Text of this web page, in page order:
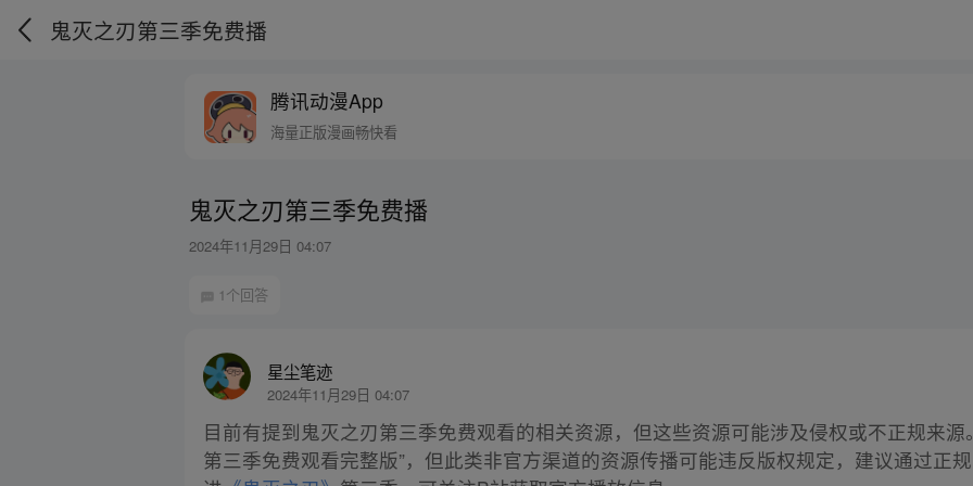
鬼灭之刃第三季免费播
腾讯动漫App
海量正版漫画畅快看
鬼灭之刃第三季免费播
2024年11月29日 04:07
1个回答
星尘笔迹
2024年11月29日 04:07
目前有提到鬼灭之刃第三季免费观看的相关资源，但这些资源可能涉及侵权或不正规来
第三季免费观看完整版”，但此类非官方渠道的资源传播可能违反版权规定，建议通过正